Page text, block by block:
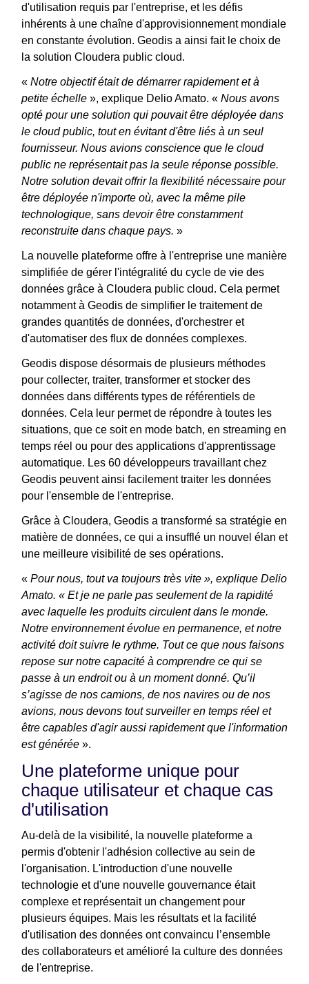
d'utilisation requis par l'entreprise, et les défis
inhérents à une chaîne d'approvisionnement mondiale
en constante évolution. Geodis a ainsi fait le choix de
la solution Cloudera public cloud.
« Notre objectif était de démarrer rapidement et à
petite échelle », explique Delio Amato. « Nous avons
opté pour une solution qui pouvait être déployée dans
le cloud public, tout en évitant d'être liés à un seul
fournisseur. Nous avions conscience que le cloud
public ne représentait pas la seule réponse possible.
Notre solution devait offrir la flexibilité nécessaire pour
être déployée n'importe où, avec la même pile
technologique, sans devoir être constamment
reconstruite dans chaque pays. »
La nouvelle plateforme offre à l'entreprise une manière
simplifiée de gérer l'intégralité du cycle de vie des
données grâce à Cloudera public cloud. Cela permet
notamment à Geodis de simplifier le traitement de
grandes quantités de données, d'orchestrer et
d'automatiser des flux de données complexes.
Geodis dispose désormais de plusieurs méthodes
pour collecter, traiter, transformer et stocker des
données dans différents types de référentiels de
données. Cela leur permet de répondre à toutes les
situations, que ce soit en mode batch, en streaming en
temps réel ou pour des applications d'apprentissage
automatique. Les 60 développeurs travaillant chez
Geodis peuvent ainsi facilement traiter les données
pour l'ensemble de l'entreprise.
Grâce à Cloudera, Geodis a transformé sa stratégie en
matière de données, ce qui a insufflé un nouvel élan et
une meilleure visibilité de ses opérations.
« Pour nous, tout va toujours très vite », explique Delio
Amato. « Et je ne parle pas seulement de la rapidité
avec laquelle les produits circulent dans le monde.
Notre environnement évolue en permanence, et notre
activité doit suivre le rythme. Tout ce que nous faisons
repose sur notre capacité à comprendre ce qui se
passe à un endroit ou à un moment donné. Qu’il
s’agisse de nos camions, de nos navires ou de nos
avions, nous devons tout surveiller en temps réel et
être capables d'agir aussi rapidement que l'information
est générée ».
Une plateforme unique pour
chaque utilisateur et chaque cas
d'utilisation
Au-delà de la visibilité, la nouvelle plateforme a
permis d'obtenir l'adhésion collective au sein de
l'organisation. L'introduction d'une nouvelle
technologie et d'une nouvelle gouvernance était
complexe et représentait un changement pour
plusieurs équipes. Mais les résultats et la facilité
d'utilisation des données ont convaincu l’ensemble
des collaborateurs et amélioré la culture des données
de l'entreprise.